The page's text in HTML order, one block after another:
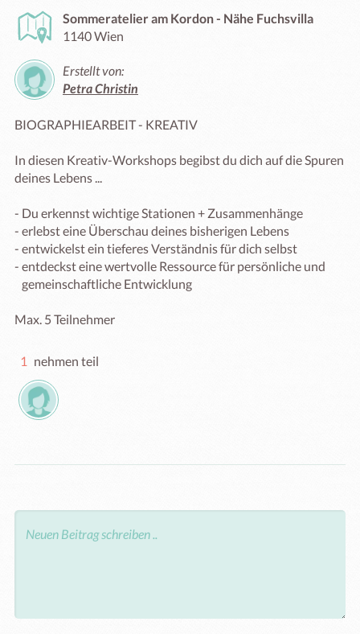
Sommeratelier am Kordon - Nähe Fuchsvilla
1140 Wien
Erstellt von:
Petra Christin
BIOGRAPHIEARBEIT - KREATIV
In diesen Kreativ-Workshops begibst du dich auf die Spuren
deines Lebens ...
- Du erkennst wichtige Stationen + Zusammenhänge
- erlebst eine Überschau deines bisherigen Lebens
- entwickelst ein tieferes Verständnis für dich selbst
- entdeckst eine wertvolle Ressource für persönliche und
1 nehmen teil